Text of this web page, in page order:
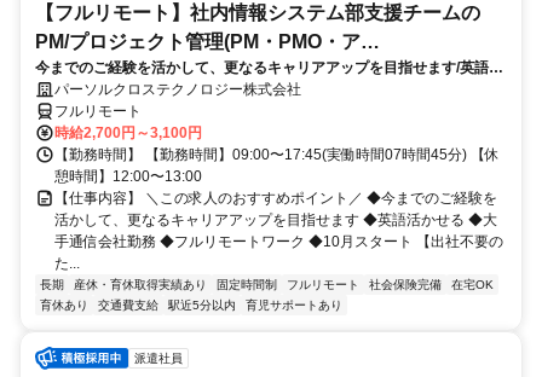
【フルリモート】社内情報システム部支援チームの
PM/プロジェクト管理(PM・PMO・ア
シ)_N260774362
今までのご経験を活かして、更なるキャリアアップを目指せます/英語活
かせる/大手通信会社勤務/フルリモートワーク/10月スタート
パーソルクロステクノロジー株式会社
フルリモート
時給2,700円～3,100円
【勤務時間】 【勤務時間】09:00〜17:45(実働時間07時間45分) 【休
憩時間】12:00〜13:00
【仕事内容】 ＼この求人のおすすめポイント／ ◆今までのご経験を
活かして、更なるキャリアアップを目指せます ◆英語活かせる ◆大
手通信会社勤務 ◆フルリモートワーク ◆10月スタート 【出社不要の
た...
長期 産休・育休取得実績あり 固定時間制 フルリモート 社会保険完備
在宅OK
育休あり
交通費支給 駅近5分以内 育児サポートあり
派遣社員